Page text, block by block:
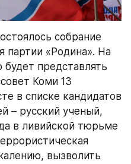
собрание
партии «Родина». На
представлять
Коми 13
в списке кандидатов
– русский ученый,
в ливийской тюрьме
вызволить